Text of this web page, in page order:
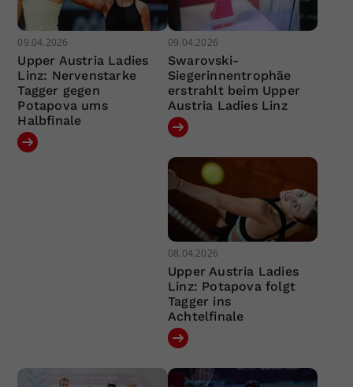
09.04.2026
Upper Austria Ladies
Linz: Nervenstarke
Tagger gegen
Potapova ums
Halbfinale
09.04.2026
Swarovski-
Siegerinnentrophäe
erstrahlt beim Upper
Austria Ladies Linz
08.04.2026
Upper Austria Ladies
Linz: Potapova folgt
Tagger ins
Achtelfinale